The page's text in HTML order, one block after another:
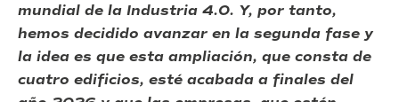
mundial de la Industria 4.0. Y, por tanto,
hemos decidido avanzar en la segunda fase y
la idea es que esta ampliación, que consta de
cuatro edificios, esté acabada a finales del